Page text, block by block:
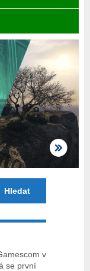
v
se první